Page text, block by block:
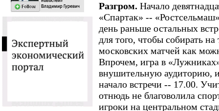
Разгром. Начало
«Спартак» --
день раньше остальных
для того, чтобы собирать
московских матчей как
Впрочем, игра в
внушительную аудиторию,
начало встречи -- 17.00.
отнюдь не благоволила
игроки на центральном